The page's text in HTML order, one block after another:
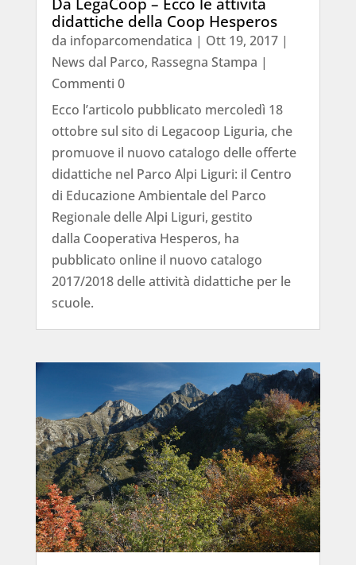
Da LegaCoop – Ecco le attività
didattiche della Coop Hesperos
da infoparcomendatica | Ott 19, 2017|
News dal Parco, Rassegna Stampa |
Commenti 0
Ecco l’articolo pubblicato mercoledì 18
ottobre sul sito di Legacoop Liguria, che
promuove il nuovo catalogo delle offerte
didattiche nel Parco Alpi Liguri: il Centro
di Educazione Ambientale del Parco
Regionale delle Alpi Liguri, gestito
dalla Cooperativa Hesperos, ha
pubblicato online il nuovo catalogo
2017/2018 delle attività didattiche per le
scuole.